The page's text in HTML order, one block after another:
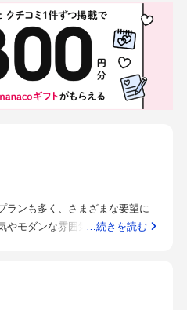
かげで、スムーズに動くことも
四方八方にある会場親身になっ
からも近場にあり、宿泊施設も
。男性側としては、あまり結婚
せんでしたが、当日を迎えると
れるし、すごく温かな時間を過
と痛感しますよ。
した。メインがお肉とお魚の両
ローストビーフで、とても柔ら
ートも、新郎新婦の好物である
が出ました。新郎新婦の希望の
最初からメニューに組み込まれ
今まで参列した中で、1番ボリュ
されているので、車でも便利
で、親族は本家からみんな揃
た。迎賓の際、新婦は神前式
てくれました。その際、後ろ
てもよかったのが印象的でし
詰まった披露宴でした。プラン
ランも多く、さまざまな要望に
やモダンな雰囲気など、色々な
、お酒の種類も豊富でお客さ
きて、老人受けも良いと思
…続きを読む